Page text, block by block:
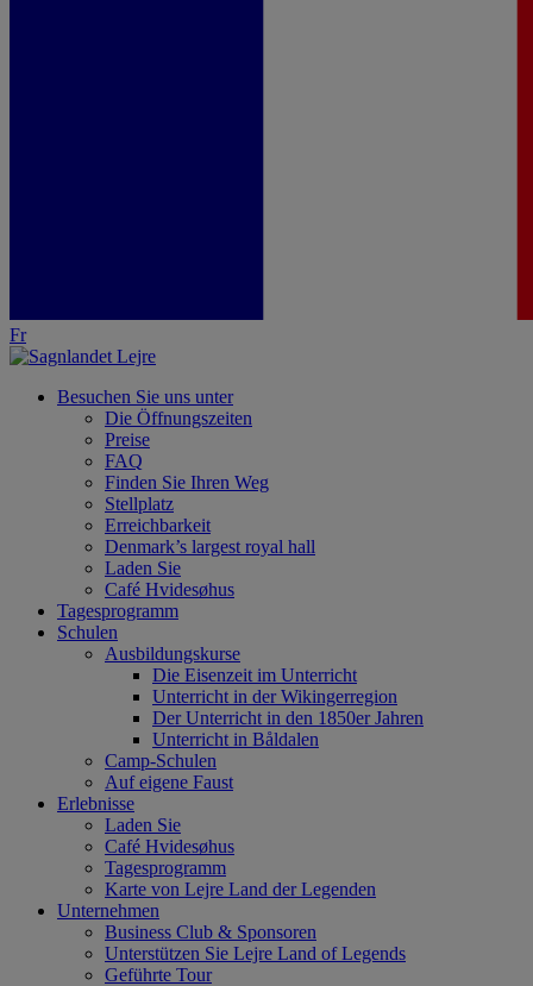
Fr
Besuchen Sie uns unter
Die Öffnungszeiten
Preise
FAQ
Finden Sie Ihren Weg
Stellplatz
Erreichbarkeit
Denmark’s largest royal hall
Laden Sie
Café Hvidesøhus
Tagesprogramm
Schulen
Ausbildungskurse
Die Eisenzeit im Unterricht
Unterricht in der Wikingerregion
Der Unterricht in den 1850er Jahren
Unterricht in Båldalen
Camp-Schulen
Auf eigene Faust
Erlebnisse
Laden Sie
Café Hvidesøhus
Tagesprogramm
Karte von Lejre Land der Legenden
Unternehmen
Business Club & Sponsoren
Unterstützen Sie Lejre Land of Legends
Geführte Tour